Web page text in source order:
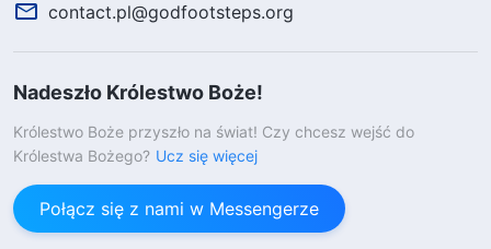
contact.pl@godfootsteps.org
Nadeszło Królestwo Boże!
Królestwo Boże przyszło na świat! Czy chcesz wejść do
Królestwa Bożego? Ucz się więcej
Połącz się z nami w Messengerze